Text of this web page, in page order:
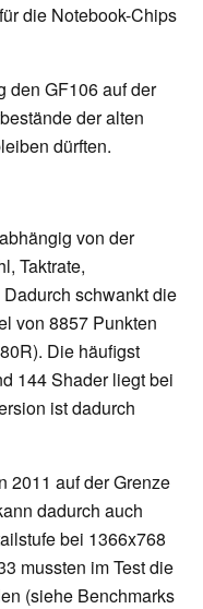
die Notebook-Chips
den GF106 auf der
der alten
dürften.
von der
Taktrate,
schwankt die
von 8857 Punkten
Die häufigst
144 Shader liegt bei
ist dadurch
2011 auf der Grenze
dadurch auch
bei 1366x768
mussten im Test die
(siehe Benchmarks